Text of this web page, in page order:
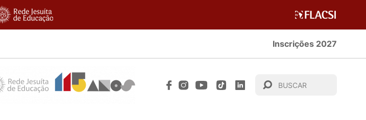
Inscrições 2027